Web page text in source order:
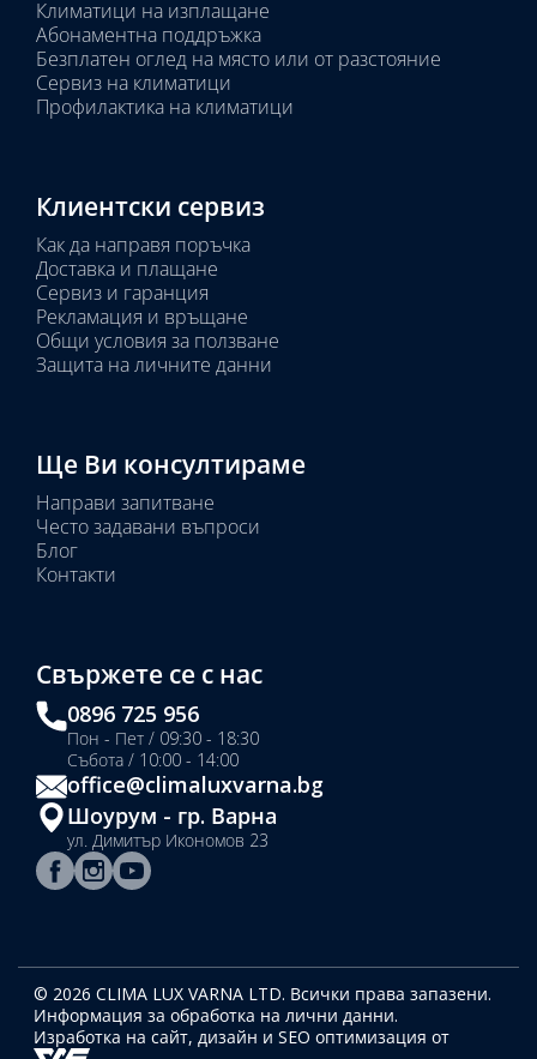
Климатици на изплащане
Абонаментна поддръжка
Безплатен оглед на място или от разстояние
Сервиз на климатици
Профилактика на климатици
Клиентски сервиз
Как да направя поръчка
Доставка и плащане
Сервиз и гаранция
Рекламация и връщане
Общи условия за ползване
Защита на личните данни
Ще Ви консултираме
Направи запитване
Често задавани въпроси
Блог
Контакти
Свържете се с нас
0896 725 956
Пон - Пет / 09:30 - 18:30
Събота / 10:00 - 14:00
office@climaluxvarna.bg
Шоурум - гр. Варна
ул. Димитър Икономов 23
© 2026 CLIMA LUX VARNA LTD. Всички права запазени.
Информация за обработка на лични данни.
Изработка на сайт, дизайн и SEO оптимизация от